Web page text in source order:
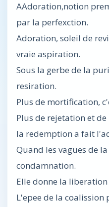
AAdoration,notion
par la perfexction.
Adoration, soleil de
vraie aspiration.
Sous la gerbe de la
resiration.
Plus de mortification,
Plus de rejetation et
la redemption a fait
Quand les vagues de
condamnation.
Elle donne la liberation
L'epee de la